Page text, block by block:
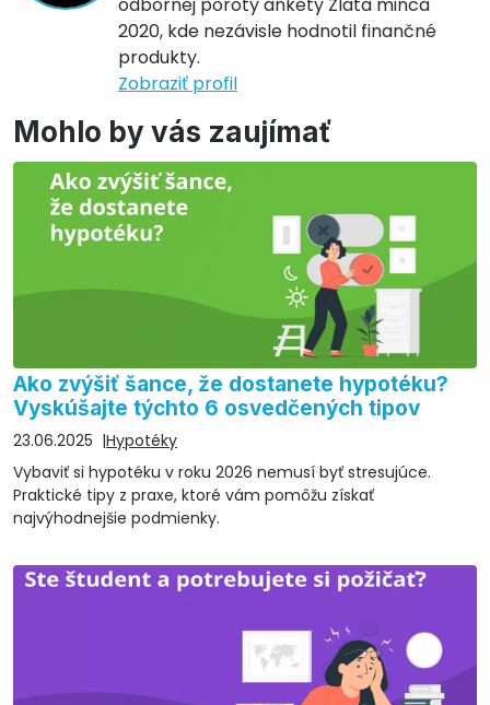
2020, kde nezávisle hodnotil finančné
produkty.
Zobraziť profil
Mohlo by vás zaujímať
Ako zvýšiť šance, že dostanete hypotéku?
Vyskúšajte týchto 6 osvedčených tipov
23.06.2025
Hypotéky
Vybaviť si hypotéku v roku 2026 nemusí byť stresujúce.
Praktické tipy z praxe, ktoré vám pomôžu získať
najvýhodnejšie podmienky.